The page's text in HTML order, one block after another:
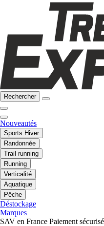
Rechercher
Nouveautés
Sports Hiver
Randonnée
Trail running
Running
Verticalité
Aquatique
Pêche
Déstockage
Marques
SAV en France Paiement sécurisé